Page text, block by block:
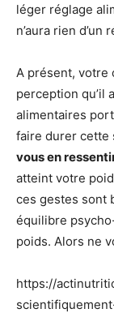
léger réglage
n’aura rien
A présent, votre
perception qu’il
alimentaires
faire durer cette
vous en
atteint votre
ces gestes sont
équilibre
poids. Alors ne
https://